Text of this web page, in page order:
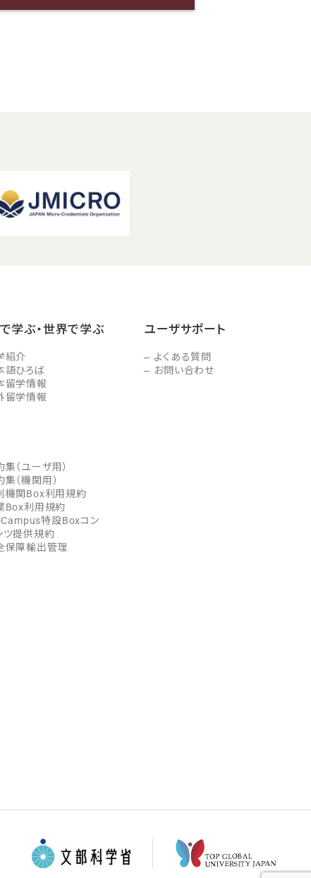
学ぶ・世界で学ぶ
紹介
語ひろば
留学情報
留学情報
ユーザサポート
よくある質問
お問い合わせ
集（ユーザ用）
集（機関用）
機関Box利用規約
Box利用規約
特設Boxコン
ツ提供規約
保障輸出管理